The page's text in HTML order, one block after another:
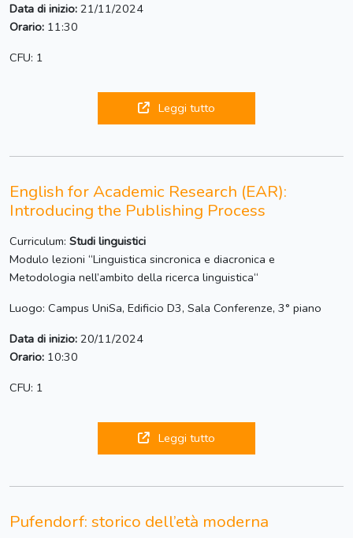
Data di inizio: 21/11/2024
Orario: 11:30
CFU: 1
Leggi tutto
English for Academic Research (EAR):
Introducing the Publishing Process
Curriculum: Studi linguistici
Modulo lezioni “Linguistica sincronica e diacronica e
Metodologia nell’ambito della ricerca linguistica“
Luogo: Campus UniSa, Edificio D3, Sala Conferenze, 3° piano
Data di inizio: 20/11/2024
Orario: 10:30
CFU: 1
Leggi tutto
Pufendorf: storico dell’età moderna